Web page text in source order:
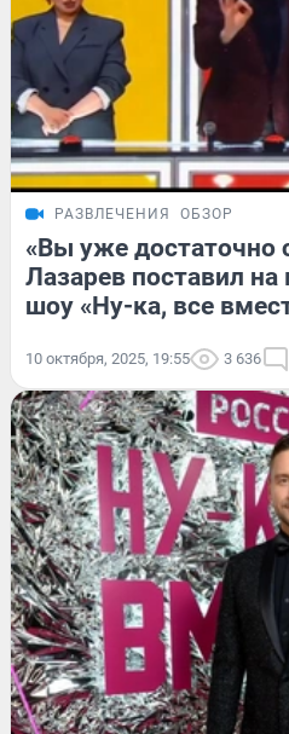
РАЗВЛЕЧЕНИЯ ОБЗОР
«Вы уже достаточно
Лазарев поставил
шоу «Ну-ка, все
10 октября, 2025, 19:55 3 636